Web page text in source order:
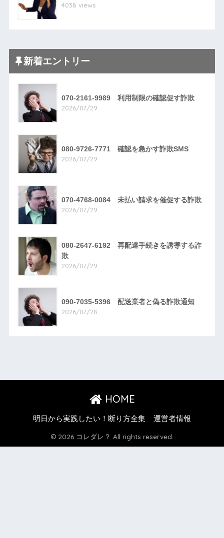
4038 views
新着エントリー
070-2161-9989 利用制限の確認促す詐欺
2026/07/29
080-9726-7771 確認を急かす詐欺SMS
2026/07/29
070-4768-0084 未払い請求を催促する詐欺
2026/07/29
080-2647-6192 再配達手続きを誘導する詐
欺
2026/07/29
090-7035-5396 配送業者と偽る詐欺通知
2026/07/28
HOME
明日から実践したい！断り方全集 運営者情報
© 2026 コレダレ？ All rights reserved.